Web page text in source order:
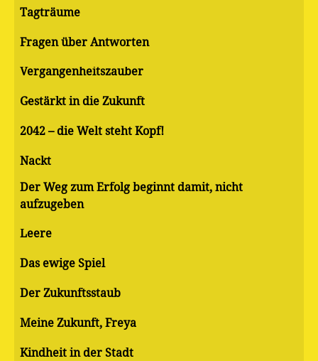
Tagträume
Fragen über Antworten
Vergangenheitszauber
Gestärkt in die Zukunft
2042 – die Welt steht Kopf!
Nackt
Der Weg zum Erfolg beginnt damit, nicht
aufzugeben
Leere
Das ewige Spiel
Der Zukunftsstaub
Meine Zukunft, Freya
Kindheit in der Stadt